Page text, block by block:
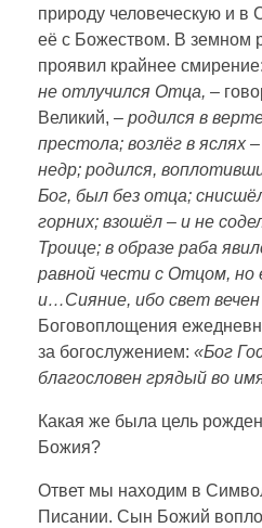
природу человеческую и
её с Божеством. В
проявил крайнее
не отлучился Отца, –
Великий, – родился в
престола; возлёг в яслях
недр; родился,
Бог, был без отца;
горних; взошёл – и не
Троице; в образе раба
равной чести с Отцом, но
и…Сияние, ибо свет вечен
Боговоплощения
за богослужением: «Бог
благословен грядый во
Какая же была цель
Божия?
Ответ мы находим в
Писании. Сын Божий